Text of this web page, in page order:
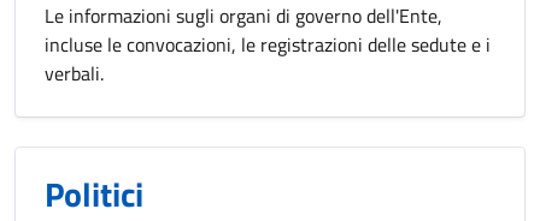
Le informazioni sugli organi di governo dell'Ente,
incluse le convocazioni, le registrazioni delle sedute e i
verbali.
Politici